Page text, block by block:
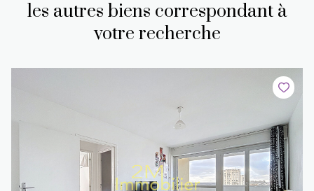
les autres biens correspondant à
votre recherche